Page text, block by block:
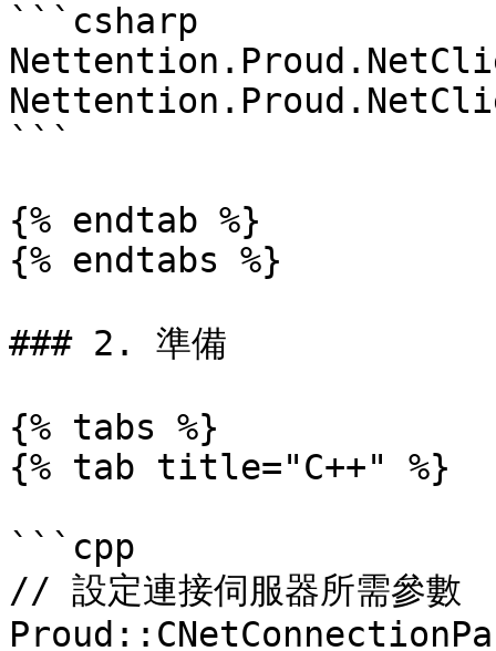
```csharp
```
{% endtab %}
{% endtabs %}
### 2. 準備
{% tabs %}
{% tab title="C++" %}
```cpp
// 設定連接伺服器所需參數